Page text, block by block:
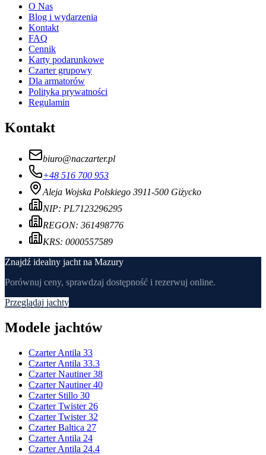
O Nas
Blog i wydarzenia
Kontakt
FAQ
Cennik
Karty podarunkowe
Czarter grupowy
Dla armatorów
Polityka prywatności
Regulamin
Kontakt
biuro@naczarter.pl
+48 516 700 953
Aleja Wojska Polskiego 3911-500 Giżycko
NIP: PL7123296295
REGON: 361498776
KRS: 0000557589
Znajdź idealny jacht na Mazury
Porównuj ceny, sprawdzaj dostępność i rezerwuj online.
Przeglądaj jachty
Modele jachtów
Czarter Antila 33
Czarter Antila 33.3
Czarter Nautiner 38
Czarter Nautiner 40
Czarter Stillo 30
Czarter Twister 26
Czarter Twister 32
Czarter Baltica 27
Czarter Antila 24
Czarter Antila 24.4